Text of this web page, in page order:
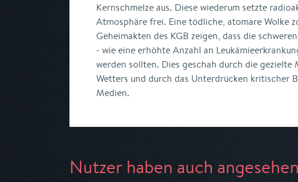
Kernschmelze aus. Diese wiederum setzte
Atmosphäre frei. Eine tödliche, atomare Wolke
Geheimakten des KGB zeigen, dass die
- wie eine erhöhte Anzahl an
werden sollten. Dies geschah durch die gezielte
Wetters und durch das Unterdrücken kritischer
Medien.
Nutzer haben auch angesehen